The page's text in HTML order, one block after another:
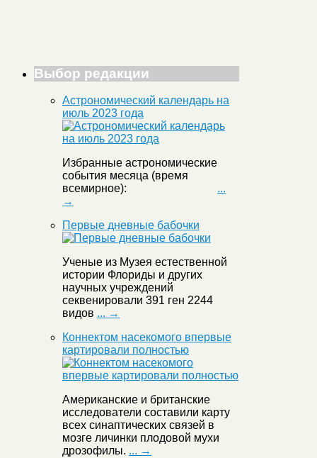
Выбор редакции
Астрономический календарь на
июль 2023 года
Избранные астрономические
события месяца (время
всемирное): ...
→
Первые дневные бабочки
Ученые из Музея естественной
истории Флориды и других
научных учреждений
секвенировали 391 ген 2244
видов ... →
Коннектом насекомого впервые
картировали полностью
Американские и британские
исследователи составили карту
всех синаптических связей в
мозге личинки плодовой мухи
дрозофилы. ... →